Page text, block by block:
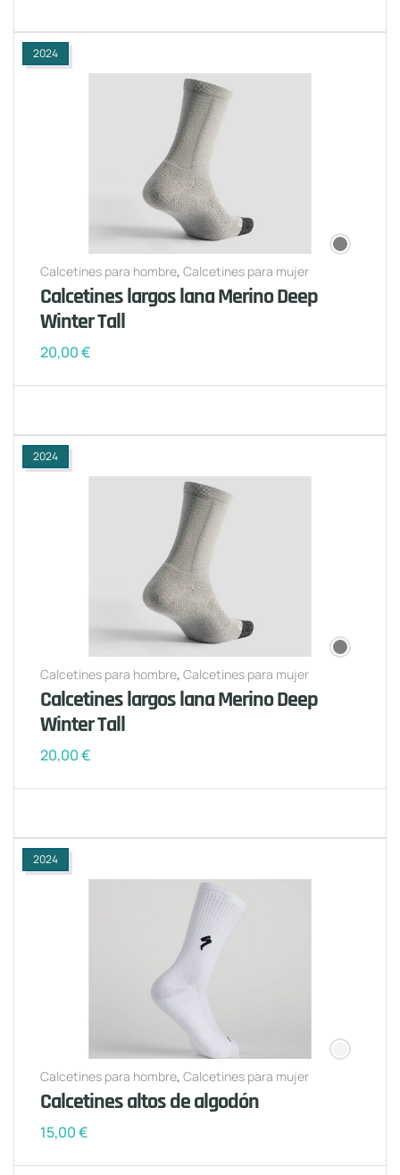
2024
Calcetines para hombre, Calcetines para mujer
Calcetines largos lana Merino Deep
Winter Tall
20,00€
2024
Calcetines para hombre, Calcetines para mujer
Calcetines largos lana Merino Deep
Winter Tall
20,00€
2024
Calcetines para hombre, Calcetines para mujer
Calcetines altos de algodón
15,00€